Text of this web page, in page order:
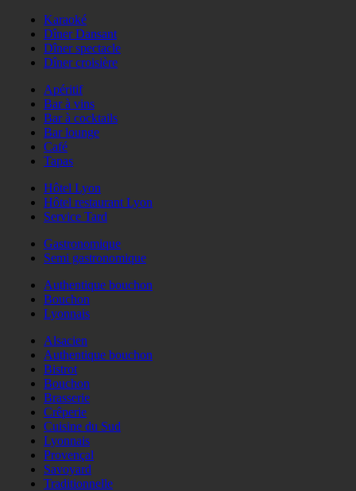
Karaoké
Dîner Dansant
Dîner spectacle
Dîner croisière
Apéritif
Bar à vins
Bar à cocktails
Bar lounge
Café
Tapas
Hôtel Lyon
Hôtel restaurant Lyon
Service Tard
Gastronomique
Semi gastronomique
Authentique bouchon
Bouchon
Lyonnais
Alsacien
Authentique bouchon
Bistrot
Bouchon
Brasserie
Crêperie
Cuisine du Sud
Lyonnais
Provençal
Savoyard
Traditionnelle